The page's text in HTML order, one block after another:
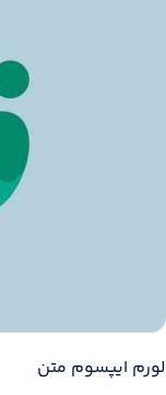
لورم ایپسوم متن